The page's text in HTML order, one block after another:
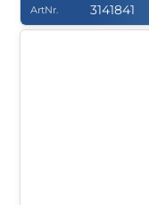
ArtNr. 3141841